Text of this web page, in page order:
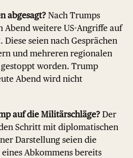
abgesagt? Nach Trumps
Abend weitere US-Angriffe auf
seien nach Gesprächen
und mehreren regionalen
worden. Trump
Abend wird nicht
auf die Militärschläge? Der
Schritt mit diplomatischen
Darstellung seien die
Abkommens bereits